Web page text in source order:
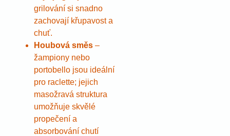
grilování si snadno
zachovají křupavost a
chuť.
Houbová směs –
žampiony nebo
portobello jsou ideální
pro raclette; jejich
masožravá struktura
umožňuje skvělé
propečení a
absorbování chutí